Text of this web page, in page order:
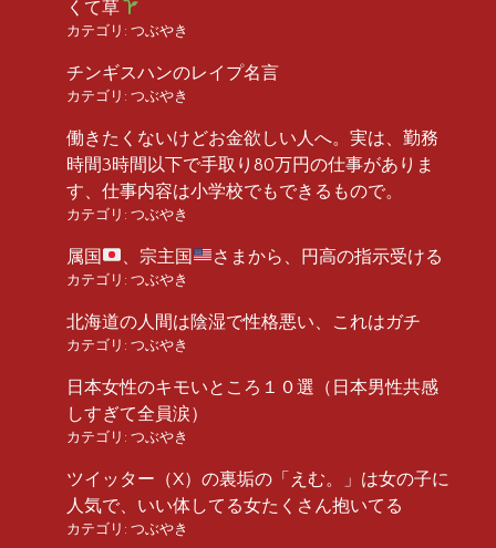
くて草
カテゴリ: つぶやき
チンギスハンのレイプ名言
カテゴリ: つぶやき
働きたくないけどお金欲しい人へ。実は、勤務
時間3時間以下で手取り80万円の仕事がありま
す、仕事内容は小学校でもできるもので。
カテゴリ: つぶやき
属国 、宗主国 さまから、円高の指示受ける
カテゴリ: つぶやき
北海道の人間は陰湿で性格悪い、これはガチ
カテゴリ: つぶやき
日本女性のキモいところ１０選（日本男性共感
しすぎて全員涙）
カテゴリ: つぶやき
ツイッター（X）の裏垢の「えむ。」は女の子に
人気で、いい体してる女たくさん抱いてる
カテゴリ: つぶやき